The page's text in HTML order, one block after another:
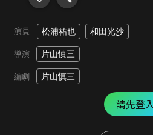
演員 松浦祐也 和田光沙
導演 片山慎三
編劇 片山慎三
請先登